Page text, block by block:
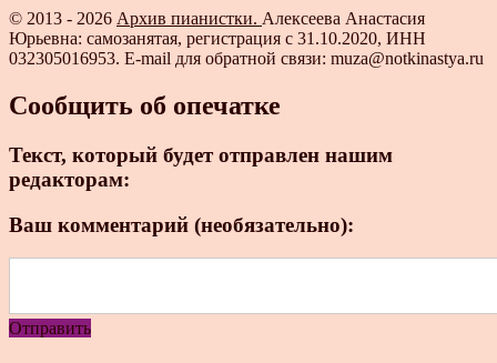
© 2013 - 2026 Архив пианистки. Алексеева Анастасия
Юрьевна: самозанятая, регистрация с 31.10.2020, ИНН
032305016953. E-mail для обратной связи: muza@notkinastya.ru
Сообщить об опечатке
Текст, который будет отправлен нашим
редакторам:
Ваш комментарий (необязательно):
Отправить